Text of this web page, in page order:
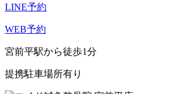
LINE予約
WEB予約
宮前平駅から徒歩1分
提携駐車場所有り